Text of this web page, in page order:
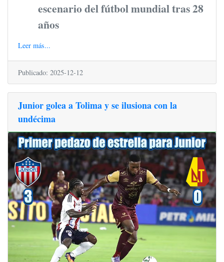
escenario del fútbol mundial tras 28
años
Leer más...
Publicado: 2025-12-12
Junior golea a Tolima y se ilusiona con la
undécima